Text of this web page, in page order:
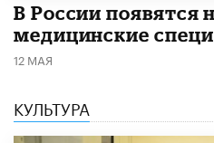
В России появятся
медицинские
12 МАЯ
КУЛЬТУРА